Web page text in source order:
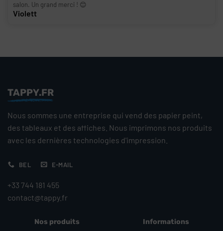
salon. Un grand merci ! 😊
Violett
TAPPY.FR
Nous sommes une entreprise qui vend des papier peint,
des tableaux et des affiches. Nous imprimons nos produits
avec les dernières technologies d'impression.
BEL E-MAIL
+33 744 181 455
contact@tappy.fr
Nos produits Informations